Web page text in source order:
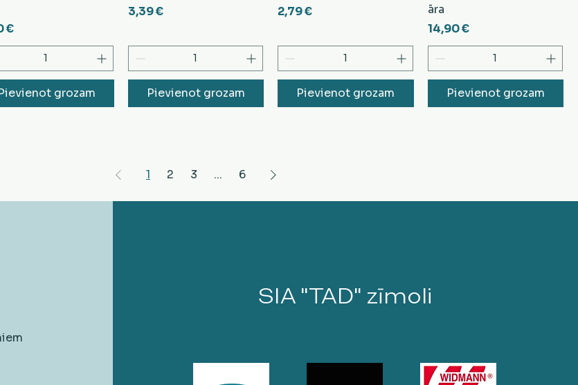
€
grozam
Cena
3,39 €
Pievienot grozam
Cena
2,79 €
Pievienot grozam
āra
Cena
14,90 €
Pievienot grozam
1 2 3 ... 6
SIA "TAD" zīmoli